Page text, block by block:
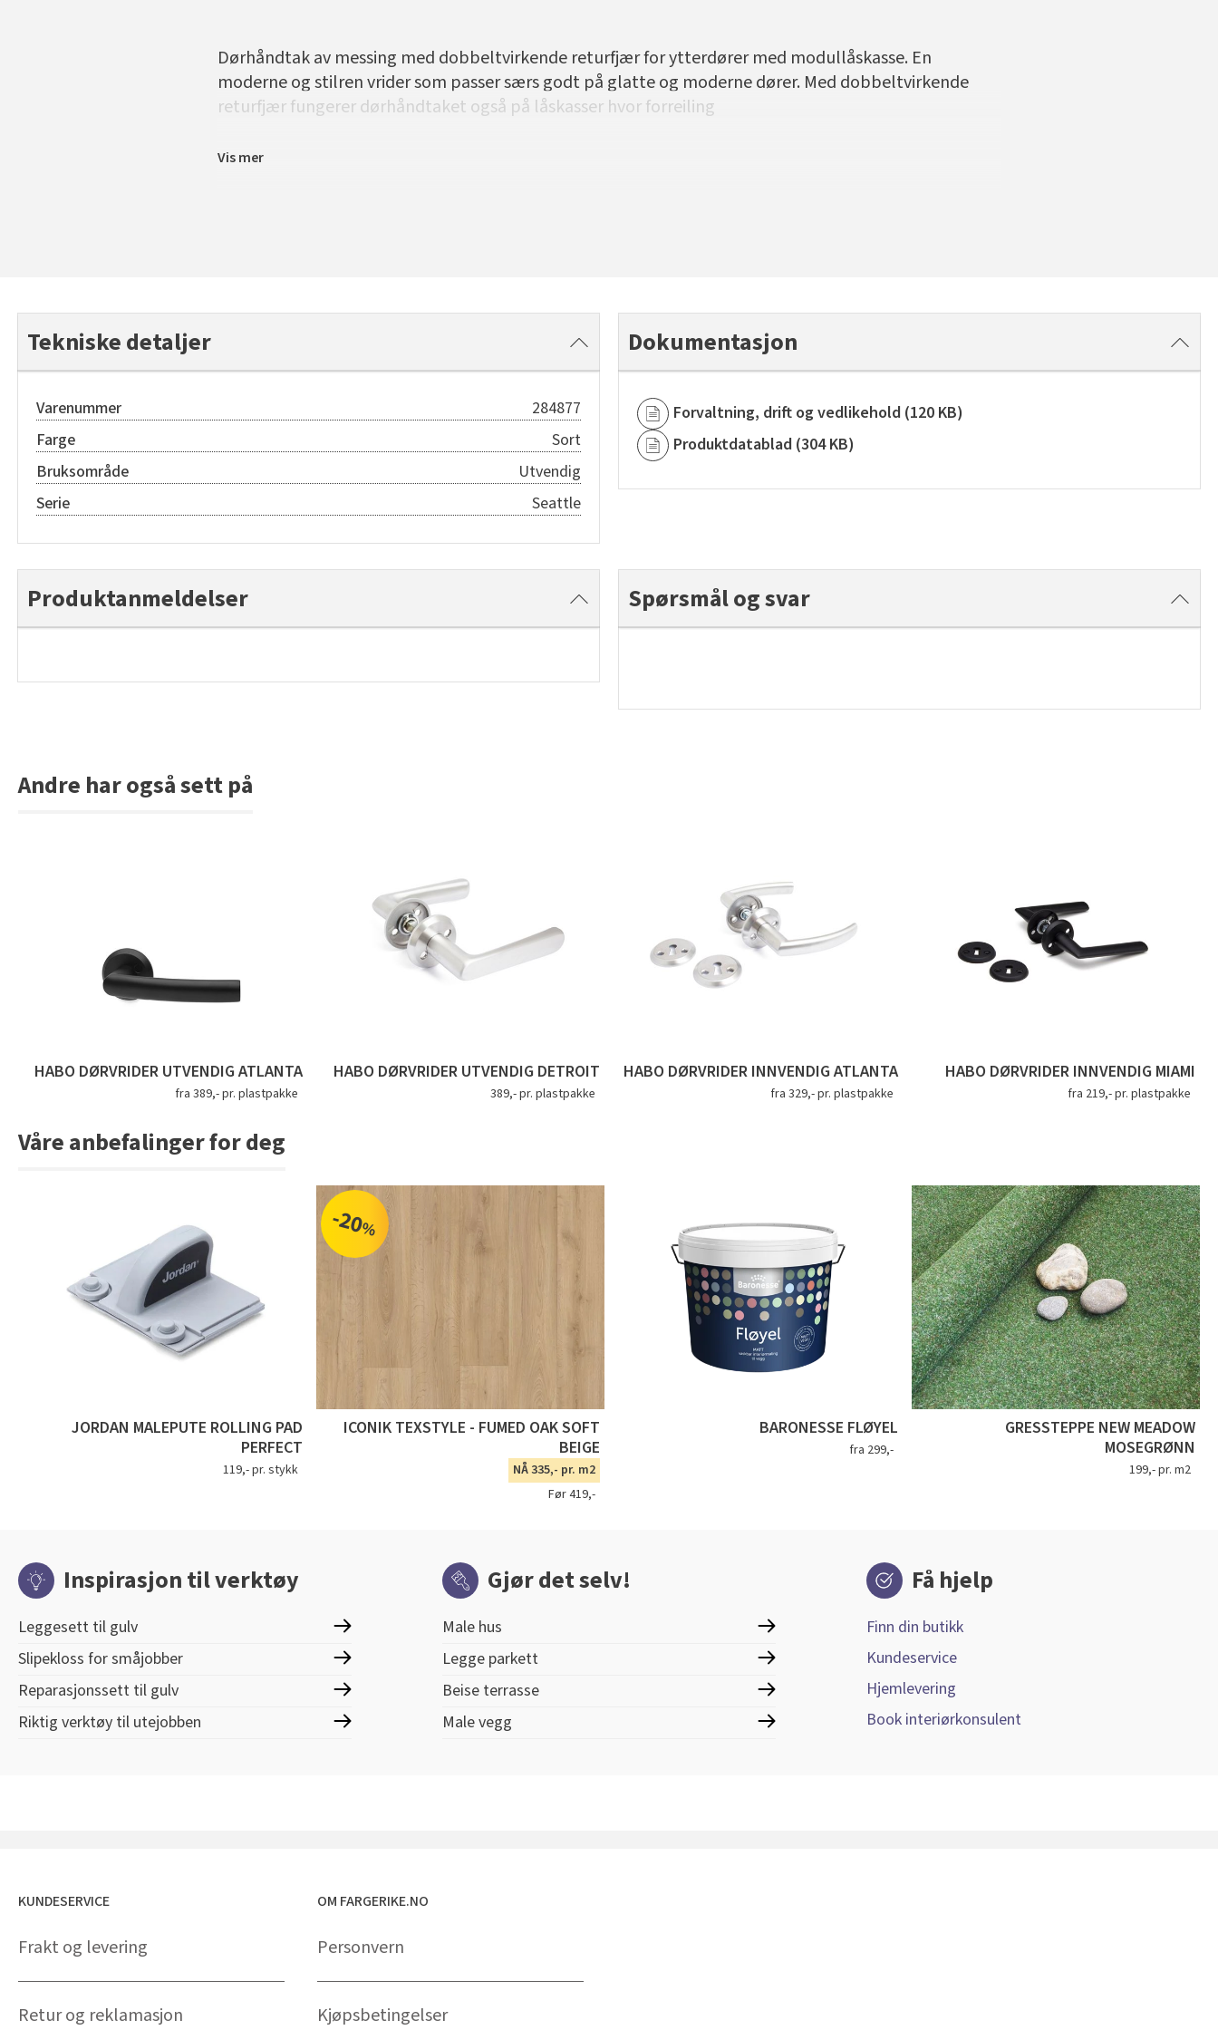
Dørhåndtak av messing med dobbeltvirkende returfjær for ytterdører med modullåskasse. En
moderne og stilren vrider som passer særs godt på glatte og moderne dører. Med dobbeltvirkende
returfjær fungerer dørhåndtaket også på låskasser hvor forreiling
Vis mer
Tekniske detaljer
Varenummer
284877
Farge
Sort
Bruksområde
Utvendig
Serie
Seattle
Dokumentasjon
Forvaltning, drift og vedlikehold (120 KB)
Produktdatablad (304 KB)
Produktanmeldelser Spørsmål og svar
Andre har også sett på
HABO DØRVRIDER UTVENDIG ATLANTA
fra 389,- pr. plastpakke
HABO DØRVRIDER UTVENDIG DETROIT
389,- pr. plastpakke
HABO DØRVRIDER INNVENDIG ATLANTA
fra 329,- pr. plastpakke
HABO DØRVRIDER INNVENDIG MIAMI
fra 219,- pr. plastpakke
Våre anbefalinger for deg
JORDAN MALEPUTE ROLLING PAD
PERFECT
119,- pr. stykk
-20%
ICONIK TEXSTYLE - FUMED OAK SOFT
BEIGE
NÅ 335,- pr. m2
Før 419,-
BARONESSE FLØYEL
fra 299,-
GRESSTEPPE NEW MEADOW
MOSEGRØNN
199,- pr. m2
Inspirasjon til verktøy
Leggesett til gulv
Slipekloss for småjobber
Reparasjonssett til gulv
Riktig verktøy til utejobben
Gjør det selv!
Male hus
Legge parkett
Beise terrasse
Male vegg
Få hjelp
Finn din butikk
Kundeservice
Hjemlevering
Book interiørkonsulent
KUNDESERVICE
Frakt og levering
Retur og reklamasjon
OM FARGERIKE.NO
Personvern
Kjøpsbetingelser